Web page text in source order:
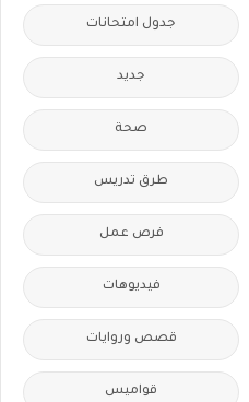
جدول امتحانات
جديد
صحة
طرق تدريس
فرص عمل
فيديوهات
قصص وروايات
قواميس